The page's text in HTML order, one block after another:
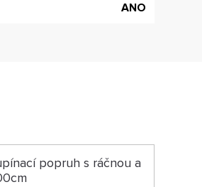
ANO
popruh s ráčnou a